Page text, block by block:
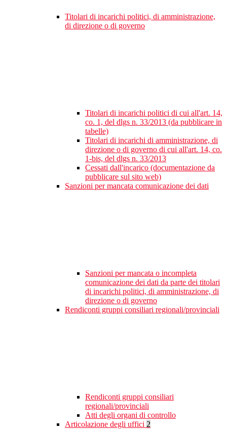
Titolari di incarichi politici, di amministrazione,
di direzione o di governo
Titolari di incarichi politici di cui all'art. 14,
co. 1, del dlgs n. 33/2013 (da pubblicare in
tabelle)
Titolari di incarichi di amministrazione, di
direzione o di governo di cui all'art. 14, co.
1-bis, del dlgs n. 33/2013
Cessati dall'incarico (documentazione da
pubblicare sul sito web)
Sanzioni per mancata comunicazione dei dati
Sanzioni per mancata o incompleta
comunicazione dei dati da parte dei titolari
di incarichi politici, di amministrazione, di
direzione o di governo
Rendiconti gruppi consiliari regionali/provinciali
Rendiconti gruppi consiliari
regionali/provinciali
Atti degli organi di controllo
Articolazione degli uffici 2